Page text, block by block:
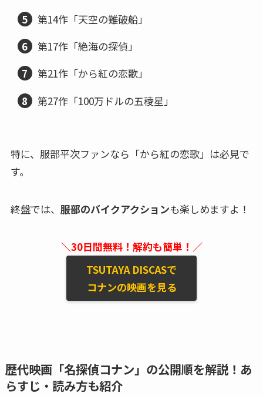
第14作「天空の難破船」
第17作「絶海の探偵」
第21作「から紅の恋歌」
第27作「100万ドルの五稜星」
特に、服部平次ファンなら「から紅の恋歌」は必見で
す。
終盤では、 服部のバイクアクションも楽しめますよ！
＼30日間無料！解約も簡単！／
TSUTAYA DISCASで
コナンの映画を見る
歴代映画「名探偵コナン」の公開順を解説！あ
らすじ・読み方も紹介